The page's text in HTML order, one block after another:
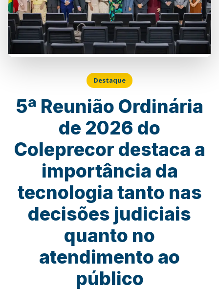
Destaque
5ª Reunião Ordinária
de 2026 do
Coleprecor destaca a
importância da
tecnologia tanto nas
decisões judiciais
quanto no
atendimento ao
público